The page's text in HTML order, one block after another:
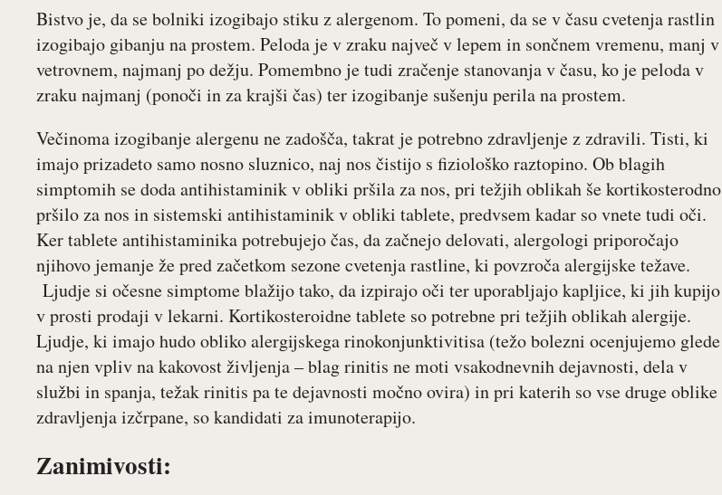
Bistvo je, da se bolniki izogibajo stiku z alergenom. To pomeni, da se v času cvetenja rastlin
izogibajo gibanju na prostem. Peloda je v zraku največ v lepem in sončnem vremenu, manj v
vetrovnem, najmanj po dežju. Pomembno je tudi zračenje stanovanja v času, ko je peloda v
zraku najmanj (ponoči in za krajši čas) ter izogibanje sušenju perila na prostem.
Večinoma izogibanje alergenu ne zadošča, takrat je potrebno zdravljenje z zdravili. Tisti, ki
imajo prizadeto samo nosno sluznico, naj nos čistijo s fiziološko raztopino. Ob blagih
simptomih se doda antihistaminik v obliki pršila za nos, pri težjih oblikah še kortikosterodno
pršilo za nos in sistemski antihistaminik v obliki tablete, predvsem kadar so vnete tudi oči.
Ker tablete antihistaminika potrebujejo čas, da začnejo delovati, alergologi priporočajo
njihovo jemanje že pred začetkom sezone cvetenja rastline, ki povzroča alergijske težave.
Ljudje si očesne simptome blažijo tako, da izpirajo oči ter uporabljajo kapljice, ki jih kupijo
v prosti prodaji v lekarni. Kortikosteroidne tablete so potrebne pri težjih oblikah alergije.
Ljudje, ki imajo hudo obliko alergijskega rinokonjunktivitisa (težo bolezni ocenjujemo glede
na njen vpliv na kakovost življenja ‒ blag rinitis ne moti vsakodnevnih dejavnosti, dela v
službi in spanja, težak rinitis pa te dejavnosti močno ovira) in pri katerih so vse druge oblike
zdravljenja izčrpane, so kandidati za imunoterapijo.
Zanimivosti: